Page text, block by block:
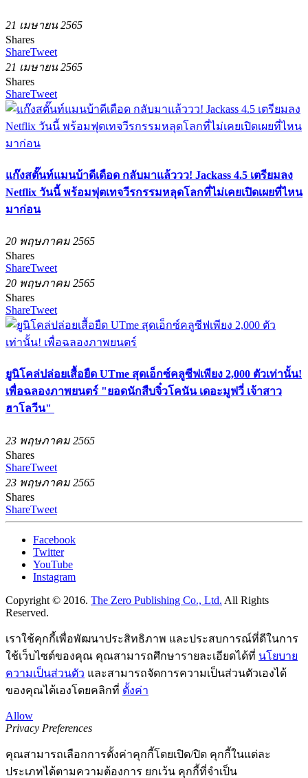
21 เมษายน 2565
Shares
ShareTweet
21 เมษายน 2565
Shares
ShareTweet
แก๊งสตั๊นท์แมนบ้าดีเดือด กลับมาแล้ววว! Jackass 4.5 เตรียมลง
Netflix วันนี้ พร้อม​ฟุต​เทจวีรกรรม​หลุดโลกที่ไม่เคยเปิดเผย​ที่ไหน
มาก่อน
20 พฤษภาคม 2565
Shares
ShareTweet
20 พฤษภาคม 2565
Shares
ShareTweet
ยูนิโคล่ปล่อยเสื้อยืด UTme สุดเอ็กซ์คลูซีฟเพียง 2,000 ตัวเท่านั้น!
เพื่อฉลองภาพยนตร์ "ยอดนักสืบจิ๋วโคนัน เดอะมูฟวี่ เจ้าสาว
ฮาโลวีน"
23 พฤษภาคม 2565
Shares
ShareTweet
23 พฤษภาคม 2565
Shares
ShareTweet
Facebook
Twitter
YouTube
Instagram
Copyright © 2016. The Zero Publishing Co., Ltd. All Rights
Reserved.
เราใช้คุกกี้เพื่อพัฒนาประสิทธิภาพ และประสบการณ์ที่ดีในการ
ใช้เว็บไซต์ของคุณ คุณสามารถศึกษารายละเอียดได้ที่ นโยบาย
ความเป็นส่วนตัว และสามารถจัดการความเป็นส่วนตัวเองได้
ของคุณได้เองโดยคลิกที่ ตั้งค่า
Allow
Privacy Preferences
คุณสามารถเลือกการตั้งค่าคุกกี้โดยเปิด/ปิด คุกกี้ในแต่ละ
ประเภทได้ตามความต้องการ ยกเว้น คุกกี้ที่จำเป็น